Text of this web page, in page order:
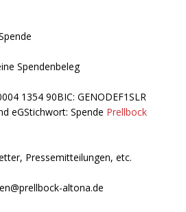
Spendenbeleg
1354 90BIC: GENODEF1SLR
eGStichwort: Spende Prellbock
Pressemitteilungen, etc.
altona.de